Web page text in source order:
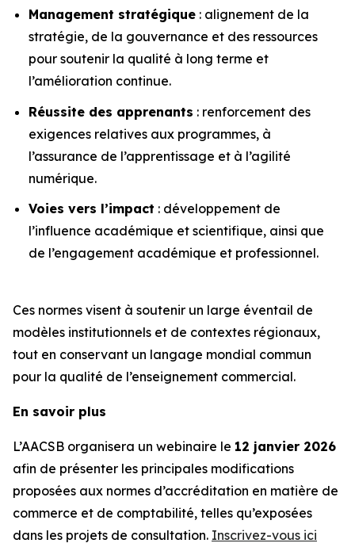
Management stratégique : alignement de la
stratégie, de la gouvernance et des ressources
pour soutenir la qualité à long terme et
l’amélioration continue.
Réussite des apprenants : renforcement des
exigences relatives aux programmes, à
l’assurance de l’apprentissage et à l’agilité
numérique.
Voies vers l’impact : développement de
l’influence académique et scientifique, ainsi que
de l’engagement académique et professionnel.
Ces normes visent à soutenir un large éventail de
modèles institutionnels et de contextes régionaux,
tout en conservant un langage mondial commun
pour la qualité de l’enseignement commercial.
En savoir plus
L’AACSB organisera un webinaire le 12 janvier 2026
afin de présenter les principales modifications
proposées aux normes d’accréditation en matière de
commerce et de comptabilité, telles qu’exposées
dans les projets de consultation. Inscrivez-vous ici